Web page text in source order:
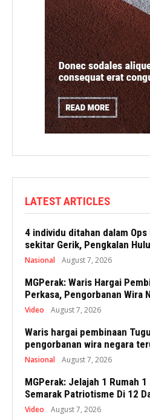
LATEST ARTICLES
4 individu ditahan dalam
sekitar Gerik, Pengkalan Hulu
Nasional August 7, 2026
MGPerak: Waris Hargai
Perkasa, Pengorbanan Wira
Video August 7, 2026
Waris hargai pembinaan
pengorbanan wira negara
Nasional August 7, 2026
MGPerak: Jelajah 1 Rumah
Semarak Patriotisme Di 12
Video August 7, 2026